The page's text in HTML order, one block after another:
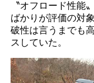
〝オフロード性能
ばかりが評価の対
破性は言うまでも
スしていた。